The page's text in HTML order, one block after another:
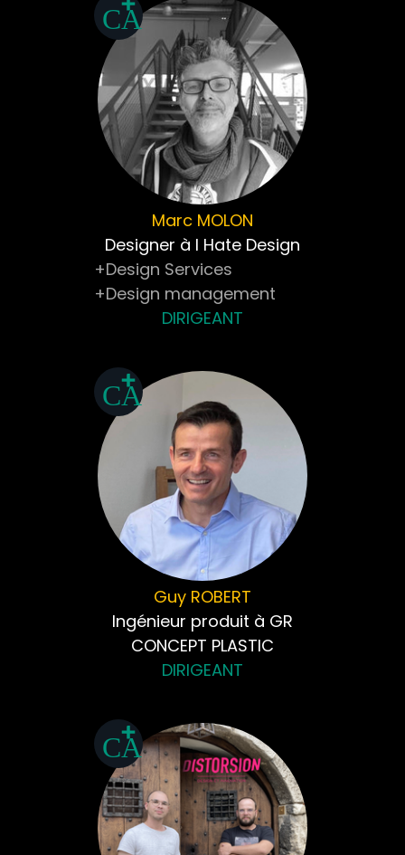
Marc MOLON
Designer à I Hate Design
+Design Services
+Design management
DIRIGEANT
Guy ROBERT
Ingénieur produit à GR
CONCEPT PLASTIC
DIRIGEANT